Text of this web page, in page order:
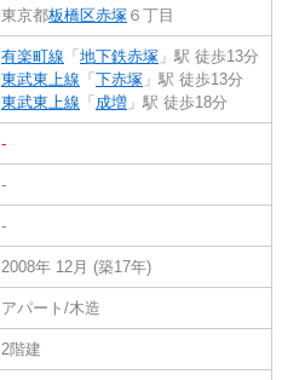
東京都板橋区赤塚 ６丁目
有楽町線 「 地下鉄赤塚 」駅 徒歩13分
東武東上線 「 下赤塚 」駅 徒歩13分
東武東上線 「 成増 」駅 徒歩18分
-
-
-
2008年 12月 (築17年)
アパート/木造
2階建